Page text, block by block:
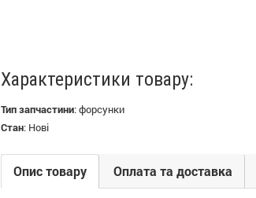
Характеристики товару:
Тип запчастини:форсунки
Стан: Нові
Опис товару Оплата та доставка